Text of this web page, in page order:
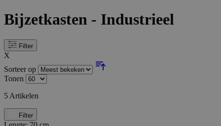
Bijzetkasten - Industrieel
Filter
X
Sorteer op
Tonen
5 Artikelen
Filter